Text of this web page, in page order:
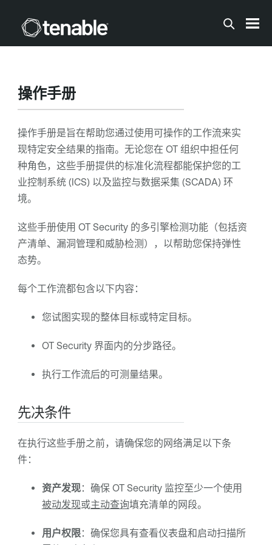
操作手册
操作手册是旨在帮助您通过使用可操作的工作流来实
现特定安全结果的指南。无论您在 OT 组织中担任何
种角色，这些手册提供的标准化流程都能保护您的工
业控制系统 (ICS) 以及监控与数据采集 (SCADA) 环
境。
这些手册使用 OT Security的多引擎检测功能（包括资
产清单、漏洞管理和威胁检测），以帮助您保持弹性
态势。
每个工作流都包含以下内容：
您试图实现的整体目标或特定目标。
OT Security界面内的分步路径。
执行工作流后的可测量结果。
先决条件
在执行这些手册之前，请确保您的网络满足以下条
件：
资产发现：确保 OT Security监控至少一个使用
被动发现或主动查询填充清单的网段。
用户权限：确保您具有查看仪表盘和启动扫描所